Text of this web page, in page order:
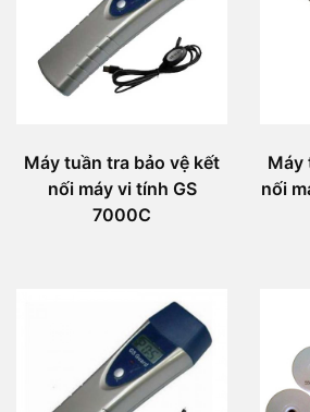
Máy tuần tra bảo vệ kết
nối máy vi tính GS
7000C
Máy
nối